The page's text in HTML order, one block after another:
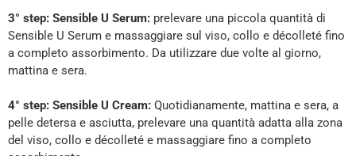
3° step: Sensible U Serum: prelevare una piccola quantità di
Sensible U Serum e massaggiare sul viso, collo e décolleté fino
a completo assorbimento. Da utilizzare due volte al giorno,
mattina e sera.
4° step: Sensible U Cream: Quotidianamente, mattina e sera, a
pelle detersa e asciutta, prelevare una quantità adatta alla zona
del viso, collo e décolleté e massaggiare fino a completo